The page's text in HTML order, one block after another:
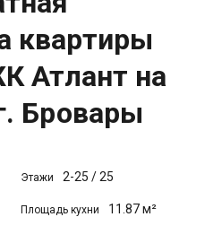
квартиры
Атлант на
Бровары
Этажи 2-25 /25
Площадь кухни 11.87 м²